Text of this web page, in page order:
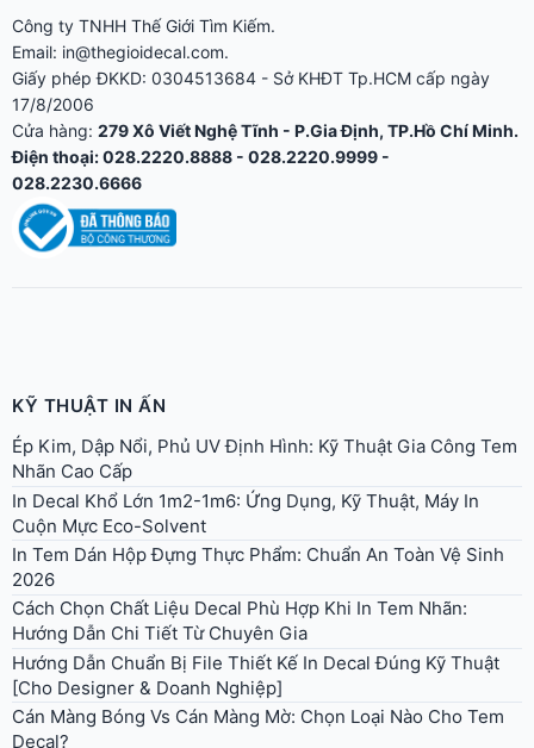
Công ty TNHH Thế Giới Tìm Kiếm.
Email: in@thegioidecal.com.
Giấy phép ĐKKD: 0304513684 - Sở KHĐT Tp.HCM cấp ngày
17/8/2006
Cửa hàng: 279 Xô Viết Nghệ Tĩnh - P.Gia Định, TP.Hồ Chí Minh.
Điện thoại: 028.2220.8888 - 028.2220.9999 -
028.2230.6666
KỸ THUẬT IN ẤN
Ép Kim, Dập Nổi, Phủ UV Định Hình: Kỹ Thuật Gia Công Tem
Nhãn Cao Cấp
In Decal Khổ Lớn 1m2-1m6: Ứng Dụng, Kỹ Thuật, Máy In
Cuộn Mực Eco-Solvent
In Tem Dán Hộp Đựng Thực Phẩm: Chuẩn An Toàn Vệ Sinh
2026
Cách Chọn Chất Liệu Decal Phù Hợp Khi In Tem Nhãn:
Hướng Dẫn Chi Tiết Từ Chuyên Gia
Hướng Dẫn Chuẩn Bị File Thiết Kế In Decal Đúng Kỹ Thuật
[Cho Designer & Doanh Nghiệp]
Cán Màng Bóng Vs Cán Màng Mờ: Chọn Loại Nào Cho Tem
Decal?